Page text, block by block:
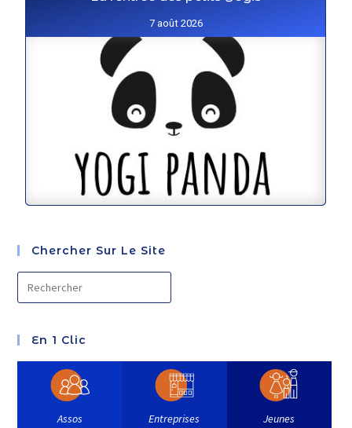
7 août 2026
Chercher Sur Le Site
En 1 Clic
Assos Entreprises Jeunes